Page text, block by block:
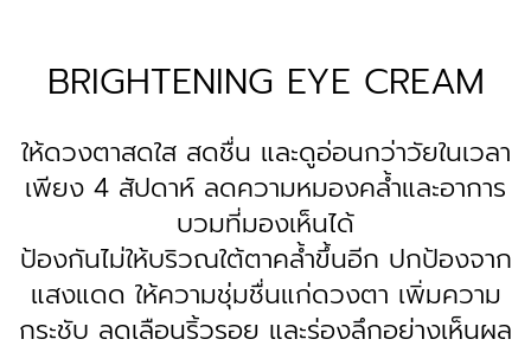
BRIGHTENING EYE CREAM
ให้ดวงตาสดใส สดชื่น และดูอ่อนกว่าวัยในเวลา
เพียง 4 สัปดาห์ ลดความหมองคล้ำและอาการ
บวมที่มองเห็นได้
ป้องกันไม่ให้บริวณใต้ตาคล้ำขึ้นอีก ปกป้องจาก
แสงแดด ให้ความชุ่มชื่นแก่ดวงตา เพิ่มความ
กระชับ ลดเลือนริ้วรอย และร่องลึกอย่างเห็นผล